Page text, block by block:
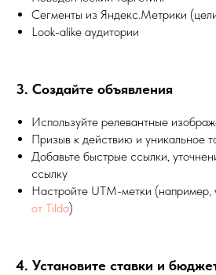
Сегменты из Яндекс.Метрики
Look-alike аудитории
3. Создайте объявления
Используйте релевантные
Призыв к действию и уникальное
Добавьте быстрые ссылки,
ссылку
Настройте UTM-метки (например,
от Tilda)
4. Установите ставки и